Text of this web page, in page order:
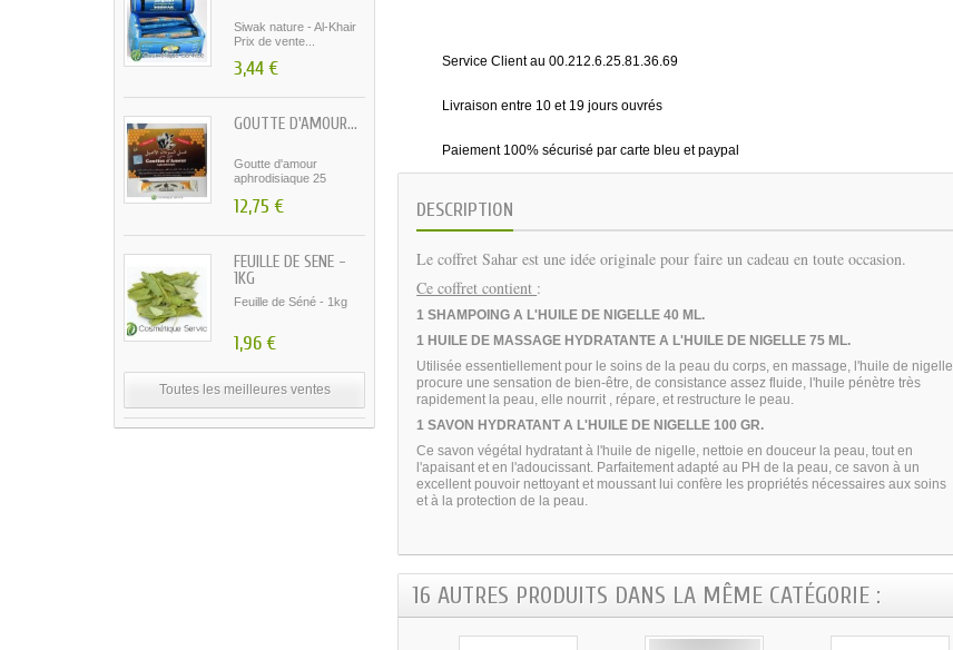
Siwak nature - Al-Khair
Prix de vente...
3,44 €
GOUTTE D'AMOUR...
Goutte d'amour
aphrodisiaque 25
12,75 €
FEUILLE DE SÉNÉ -
1KG
Feuille de Séné - 1kg
1,96 €
Toutes les meilleures ventes
Service Client au 00.212.6.25.81.36.69
Livraison entre 10 et 19 jours ouvrés
Paiement 100% sécurisé par carte bleu et paypal
DESCRIPTION
Le coffret Sahar est une idée originale pour faire un cadeau en toute occasion.
Ce coffret contient :
1 SHAMPOING A L'HUILE DE NIGELLE 40 ML.
1 HUILE DE MASSAGE HYDRATANTE A L'HUILE DE NIGELLE 75 ML.
Utilisée essentiellement pour le soins de la peau du corps, en massage, l'huile de nigelle
procure une sensation de bien-être, de consistance assez fluide, l'huile pénètre très
rapidement la peau, elle nourrit , répare, et restructure le peau.
1 SAVON HYDRATANT A L'HUILE DE NIGELLE 100 GR.
Ce savon végétal hydratant à l'huile de nigelle, nettoie en douceur la peau, tout en
l'apaisant et en l'adoucissant. Parfaitement adapté au PH de la peau, ce savon à un
excellent pouvoir nettoyant et moussant lui confère les propriétés nécessaires aux soins
et à la protection de la peau.
16 AUTRES PRODUITS DANS LA MÊME CATÉGORIE :